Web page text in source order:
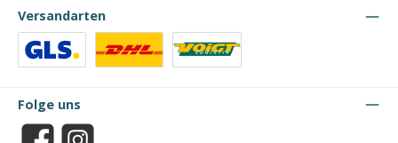
Versandarten
Folge uns